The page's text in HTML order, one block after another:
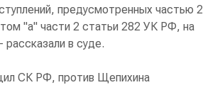
предусмотренных частью 2
"а" части 2 статьи 282 УК РФ, на
в суде.
СК РФ, против Щепихина